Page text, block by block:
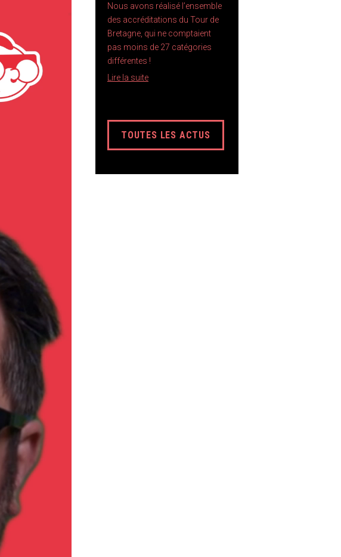
Nous avons réalisé l’ensemble
des accréditations du Tour de
Bretagne, qui ne comptaient
pas moins de 27 catégories
différentes !
Lire la suite
TOUTES LES ACTUS